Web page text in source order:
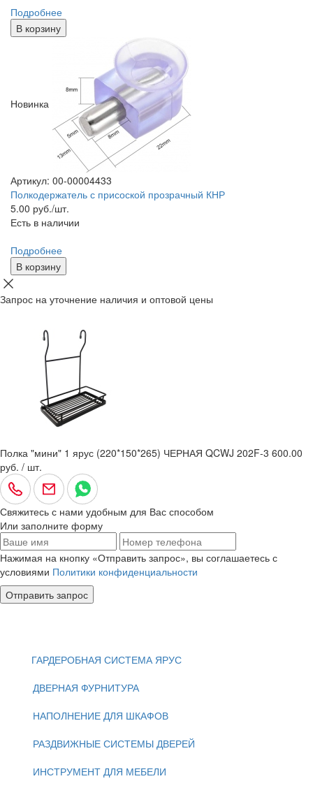
Подробнее
В корзину
Новинка
Артикул: 00-00004433
Полкодержатель с присоской прозрачный КНР
5.00 руб./шт.
Есть в наличии
Подробнее
В корзину
Запрос на уточнение наличия и оптовой цены
Полка "мини" 1 ярус (220*150*265) ЧЕРНАЯ QCWJ 202F-3 600.00
руб. / шт.
Свяжитесь с нами удобным для Вас способом
Или заполните форму
Нажимая на кнопку «Отправить запрос», вы соглашаетесь с
условиями Политики конфиденциальности
Отправить запрос
ГАРДЕРОБНАЯ СИСТЕМА ЯРУС
ДВЕРНАЯ ФУРНИТУРА
НАПОЛНЕНИЕ ДЛЯ ШКАФОВ
РАЗДВИЖНЫЕ СИСТЕМЫ ДВЕРЕЙ
ИНСТРУМЕНТ ДЛЯ МЕБЕЛИ